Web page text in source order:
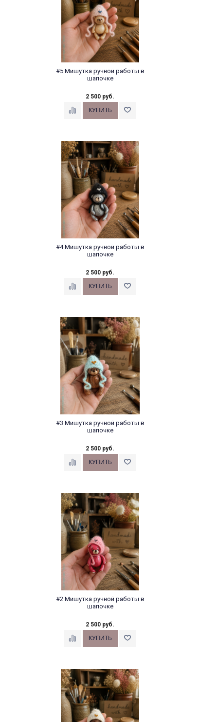
#5 Мишутка ручной работы в
шапочке
2 500 руб.
#4 Мишутка ручной работы в
шапочке
2 500 руб.
#3 Мишутка ручной работы в
шапочке
2 500 руб.
#2 Мишутка ручной работы в
шапочке
2 500 руб.